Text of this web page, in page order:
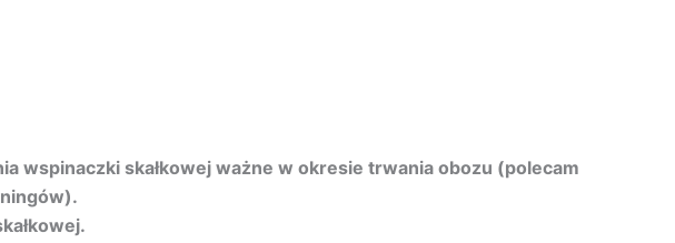
wspinaczki skałkowej ważne w okresie trwania obozu (polecam